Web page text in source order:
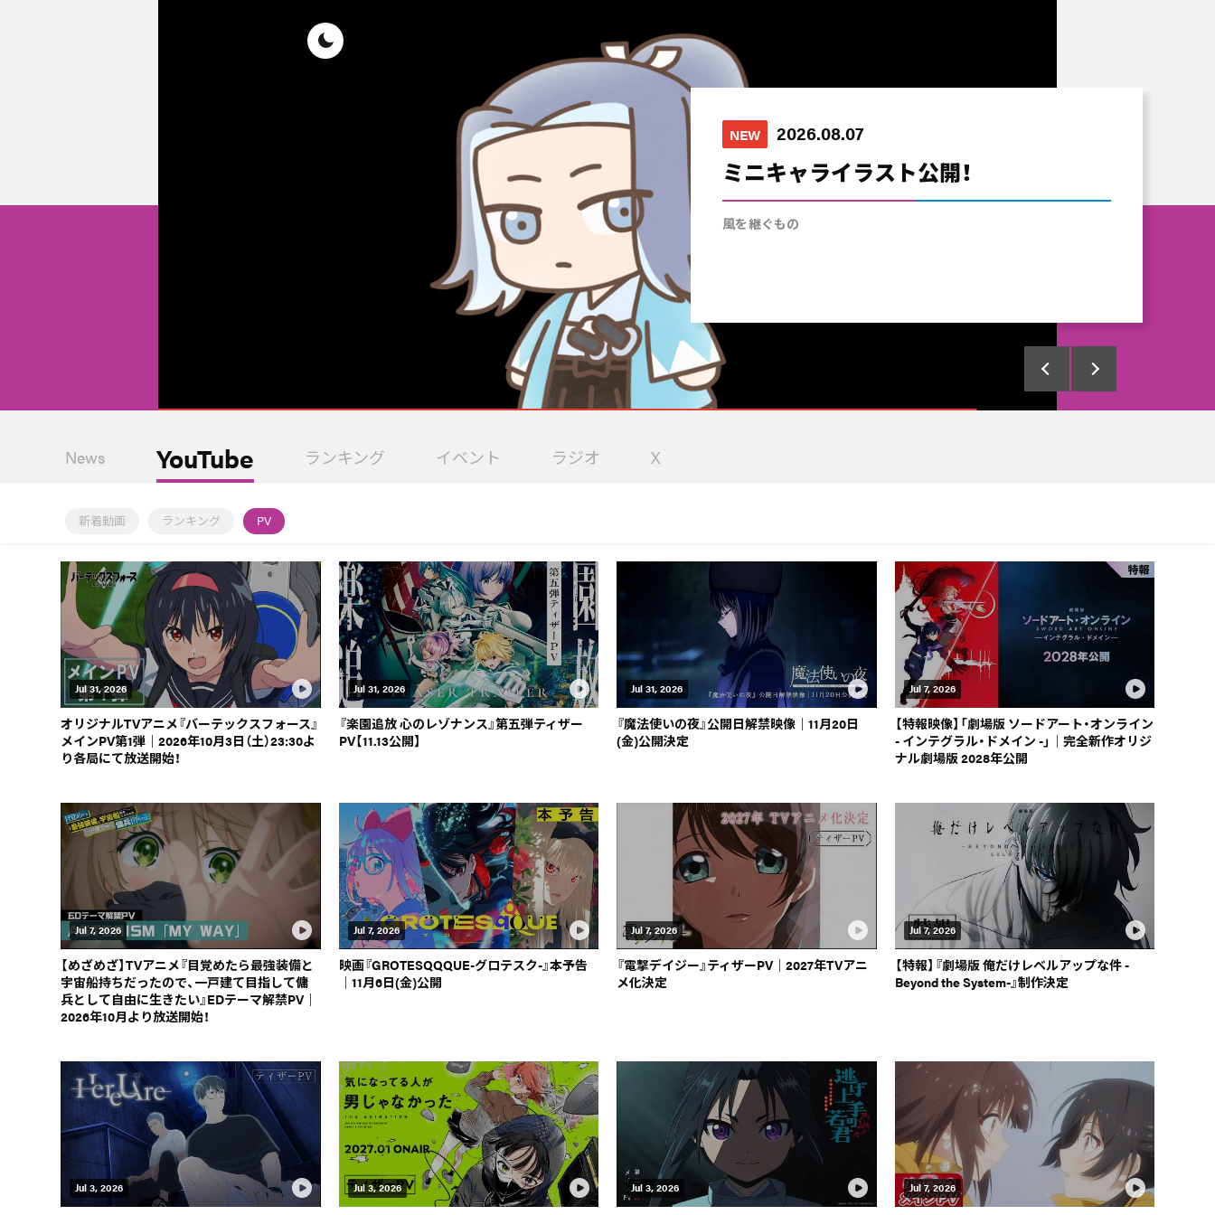
NEW 2026.08.07
ミニキャライラスト公開！
風を継ぐもの
NEW 2026.08.06
NEW 2026.08.06
NEW 2026.08.06
NEW 2026.08.06
News YouTube ランキング イベント ラジオ X
新着動画 ランキング PV
Jul 31, 2026
オリジナルTVアニメ『バーテックスフォース』
メインPV第1弾｜2026年10月3日（土）23:30よ
り各局にて放送開始！
Jul 31, 2026
『楽園追放 心のレゾナンス』第五弾ティザー
PV【11.13公開】
Jul 31, 2026
『魔法使いの夜』公開日解禁映像｜11月20日
(金)公開決定
Jul 7, 2026
【特報映像】「劇場版 ソードアート・オンライン
- インテグラル・ドメイン -」｜完全新作オリジ
ナル劇場版 2028年公開
Jul 7, 2026
【めざめざ】TVアニメ『目覚めたら最強装備と
宇宙船持ちだったので、一戸建て目指して傭
兵として自由に生きたい』EDテーマ解禁PV｜
2026年10月より放送開始！
Jul 7, 2026
映画『GROTESQQQUE-グロテスク-』本予告
｜11月6日(金)公開
Jul 7, 2026
『電撃デイジー』ティザーPV｜2027年TVアニ
メ化決定
Jul 7, 2026
【特報】『劇場版 俺だけレベルアップな件 -
Beyond the System-』制作決定
Jul 3, 2026 Jul 3, 2026 Jul 3, 2026 Jul 7, 2026